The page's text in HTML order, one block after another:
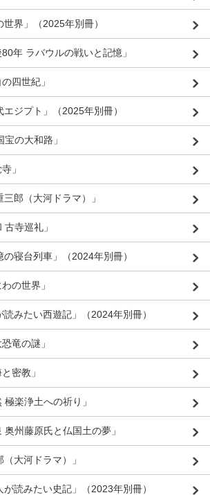
界」（2025年別冊）
年 ラバウルの戦いと記憶」
四世紀」
ジプト」（2025年別冊）
の大和路」
」
郎（大河ドラマ）」
寺巡礼」
寝台列車」（2024年別冊）
の世界」
みたい西遊記」（2024年別冊）
竜の謎」
密教」
楽浄土への祈り」
州藤原氏と仏国土の夢」
大河ドラマ）」
読みたい史記」（2023年別冊）